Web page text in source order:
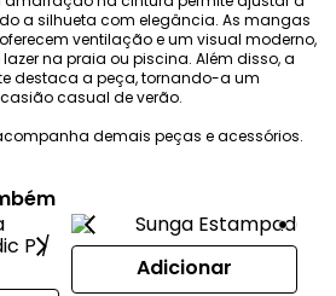
a silhueta com elegância. As mangas
ventilação e um visual moderno,
na praia ou piscina. Além disso, a
destaca a peça, tornando-a um
casual de verão.
demais peças e acessórios.
Adicionar